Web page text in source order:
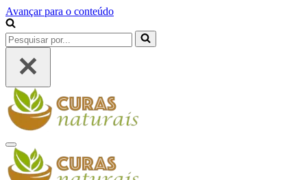
Avançar para o conteúdo
Pesquisar
por...
Menu
de
navegação